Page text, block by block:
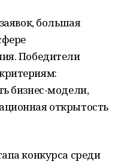
большая
Победители
бизнес-модели,
открытость
конкурса среди